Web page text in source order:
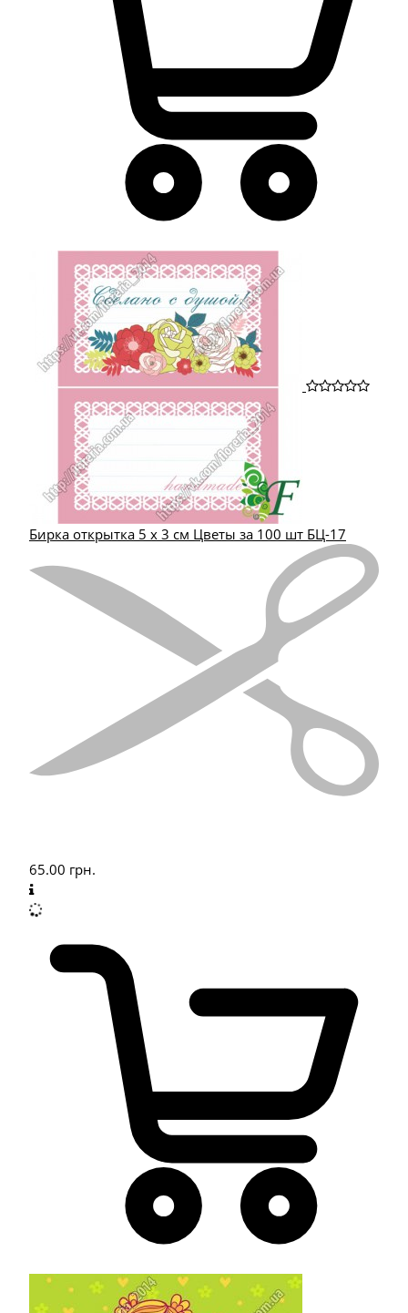
Бирка открытка 5 х 3 см Цветы за 100 шт БЦ-17
65.00 грн.